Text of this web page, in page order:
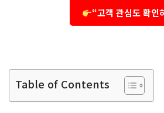
“고객 관심도 확인
Table of Contents